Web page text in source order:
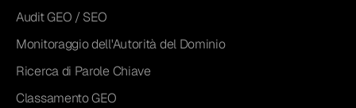
Audit GEO / SEO
Monitoraggio dell'Autorità del Dominio
Ricerca di Parole Chiave
Classamento GEO